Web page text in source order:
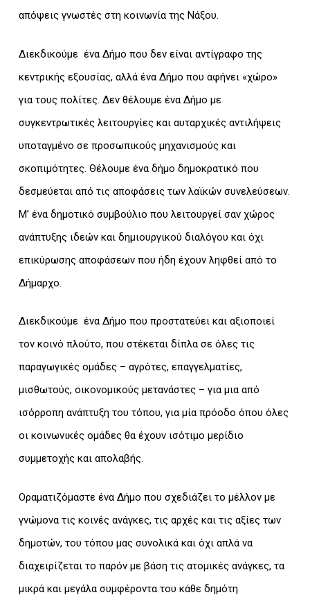
απόψεις γνωστές στη κοινωνία της Νάξου.
Διεκδικούμε ένα Δήμο που δεν είναι αντίγραφο της
κεντρικής εξουσίας, αλλά ένα Δήμο που αφήνει «χώρο»
για τους πολίτες. Δεν θέλουμε ένα Δήμο με
συγκεντρωτικές λειτουργίες και αυταρχικές αντιλήψεις
υποταγμένο σε προσωπικούς μηχανισμούς και
σκοπιμότητες. Θέλουμε ένα δήμο δημοκρατικό που
δεσμεύεται από τις αποφάσεις των λαϊκών συνελεύσεων.
Μ’ ένα δημοτικό συμβούλιο που λειτουργεί σαν χώρος
ανάπτυξης ιδεών και δημιουργικού διαλόγου και όχι
επικύρωσης αποφάσεων που ήδη έχουν ληφθεί από το
Δήμαρχο.
Διεκδικούμε ένα Δήμο που προστατεύει και αξιοποιεί
τον κοινό πλούτο, που στέκεται δίπλα σε όλες τις
παραγωγικές ομάδες – αγρότες, επαγγελματίες,
μισθωτούς, οικονομικούς μετανάστες – για μια από
ισόρροπη ανάπτυξη του τόπου, για μία πρόοδο όπου όλες
οι κοινωνικές ομάδες θα έχουν ισότιμο μερίδιο
συμμετοχής και απολαβής.
Οραματιζόμαστε ένα Δήμο που σχεδιάζει το μέλλον με
γνώμονα τις κοινές ανάγκες, τις αρχές και τις αξίες των
δημοτών, του τόπου μας συνολικά και όχι απλά να
διαχειρίζεται το παρόν με βάση τις ατομικές ανάγκες, τα
μικρά και μεγάλα συμφέροντα του κάθε δημότη